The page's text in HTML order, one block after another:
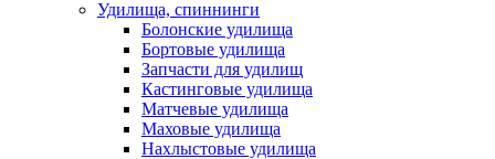
Удилища, спиннинги
Болонские удилища
Бортовые удилища
Запчасти для удилищ
Кастинговые удилища
Матчевые удилища
Маховые удилища
Нахлыстовые удилища